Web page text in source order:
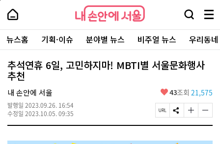
본
로
가
내
손
안
에
서
울
-
서
울
시
대
표
소
통
포
내
손
에
울
검
창
열
기
메
뉴
전
체
보
주
요
서
뉴스홈 기획·이슈 분야별 뉴스 비주얼 뉴스 우리동
추석연휴 6일, 고민하지마! MBTI별 서울문화행사
추천
내 손안에 서울
발행일 2023.09.26. 16:54
수정일 2023.10.05. 09:35
좋
요
43조회 21,575
페
이
U
S
N
공
글
자
기
글
자
기
페
상
단
로